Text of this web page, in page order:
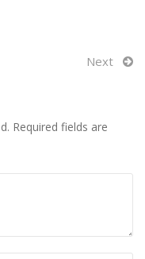
Next
Required fields are